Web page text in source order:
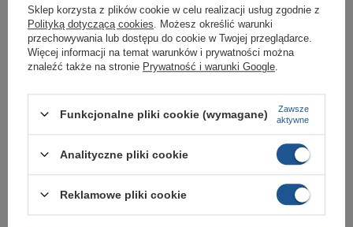
Lekkie materiały - neopren i siatka poliestrowa - nie przepuszczają wody i
w ogóle nie przeszkadzają w komfortowym pływaniu.
Silikonowa podeszwa nie ślizga się po mokrych nawierzchniach,
zapewniając dziecku bezpieczeństwo.
Marka Producent niezdefiniowany
Materiał zewnętrzny
Kolor wielokolorowy
Sklep korzysta z plików cookie w celu realizacji usług zgodnie z
Polityką dotyczącą cookies . Możesz określić warunki
przechowywania lub dostępu do cookie w Twojej przeglądarce.
Więcej informacji na temat warunków i prywatności można
znaleźć także na stronie Prywatność i warunki Google
Funkcjonalne pliki cookie (wymagane)
Zawsze
aktywne
Analityczne pliki cookie
Reklamowe pliki cookie